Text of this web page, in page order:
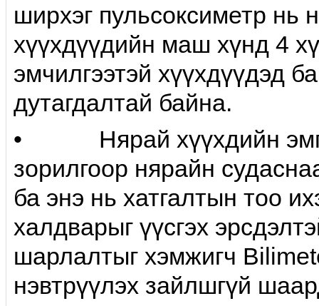
ширхэг пульсоксиметр нь
хүүхдүүдийн маш хүнд 4
эмчилгээтэй хүүхдүүдэд
дутагдалтай байна.
• Нярай хүүхдийн
зорилгоор нярайн
ба энэ нь хатгалтын тоо
халдварыг үүсгэх
шарлалтыг хэмжигч
нэвтрүүлэх зайлшгүй